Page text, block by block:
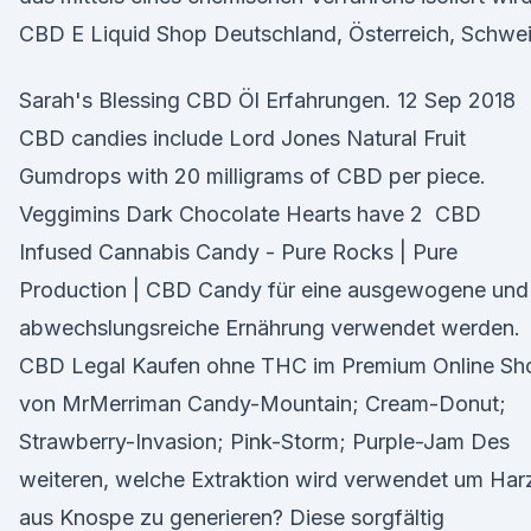
CBD E Liquid Shop Deutschland, Österreich,
Sarah's Blessing CBD Öl Erfahrungen. 12 Sep 2018
CBD candies include Lord Jones Natural Fruit
Gumdrops with 20 milligrams of CBD per piece.
Veggimins Dark Chocolate Hearts have 2 CBD
Infused Cannabis Candy - Pure Rocks | Pure
Production | CBD Candy für eine ausgewogene und
abwechslungsreiche Ernährung verwendet werden.
CBD Legal Kaufen ohne THC im Premium Online
von MrMerriman Candy-Mountain; Cream-Donut;
Strawberry-Invasion; Pink-Storm; Purple-Jam Des
weiteren, welche Extraktion wird verwendet um
aus Knospe zu generieren? Diese sorgfältig